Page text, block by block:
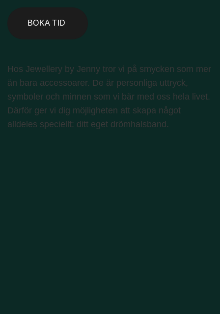
BOKA TID
Hos Jewellery by Jenny tror vi på smycken som mer
än bara accessoarer. De är personliga uttryck,
symboler och minnen som vi bär med oss ​​hela livet.
Därför ger vi dig möjligheten att skapa något
alldeles speciellt: ditt eget drömhalsband.